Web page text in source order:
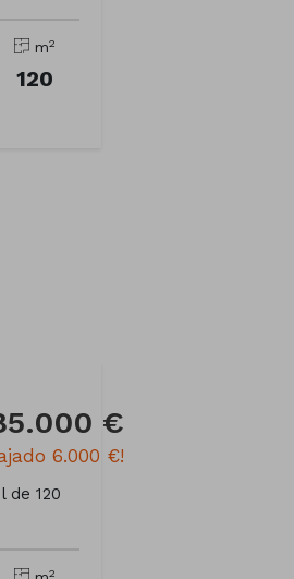
m2
120
€
6.000 €!
de 120
2